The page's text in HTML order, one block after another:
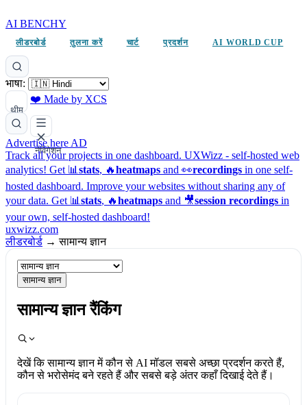
AI BENCHY
लीडरबोर्ड तुलना करें चार्ट प्रदर्शन AI WORLD CUP
भाषा:
थीम
❤️ Made by XCS
नेविगेशन
Advertise here AD
Track all your projects in one dashboard. UXWizz - self-hosted web
analytics! Get 📊 stats, 🔥heatmaps and 👀recordings in one self-
hosted dashboard. Improve your websites without sharing any of
your data. Get 📊 stats, 🔥heatmaps and 🎥session recordings in
your own, self-hosted dashboard!
uxwizz.com
लीडरबोर्ड → सामान्य ज्ञान
सामान्य ज्ञान
सामान्य ज्ञान रैंकिंग
देखें कि सामान्य ज्ञान में कौन से AI मॉडल सबसे अच्छा प्रदर्शन करते हैं,
कौन से भरोसेमंद बने रहते हैं और सबसे बड़े अंतर कहाँ दिखाई देते हैं।